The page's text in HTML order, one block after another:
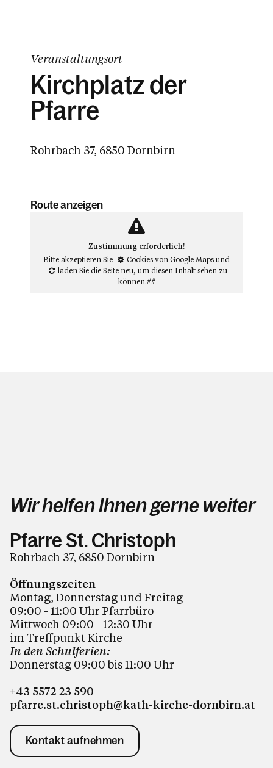
Veranstaltungsort
Kirchplatz der
Pfarre
Rohrbach 37, 6850 Dornbirn
Route anzeigen
Zustimmung erforderlich!
Bitte akzeptieren Sie
Cookies von Google Mapsund
laden Sie die Seite neu, um diesen Inhalt sehen zu
können.##
Wir helfen Ihnen gerne weiter
Pfarre St. Christoph
Rohrbach 37, 6850 Dornbirn
Öffnungszeiten
Montag, Donnerstag und Freitag
09:00 - 11:00 Uhr Pfarrbüro
Mittwoch 09:00 - 12:30 Uhr
im Treffpunkt Kirche
In den Schulferien:
Donnerstag 09:00 bis 11:00 Uhr
+43 5572 23 590
pfarre.st.christoph@kath-kirche-dornbirn.at
Kontakt aufnehmen